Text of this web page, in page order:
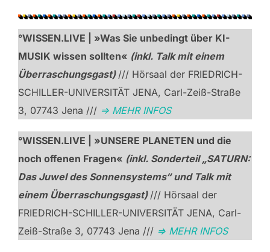
°WISSEN.LIVE | »Was Sie unbedingt über KI-
MUSIK wissen sollten« (inkl. Talk mit einem
Überraschungsgast) /// Hörsaal der FRIEDRICH-
SCHILLER-UNIVERSITÄT JENA, Carl-Zeiß-Straße
3, 07743 Jena /// => MEHR INFOS
°WISSEN.LIVE | »UNSERE PLANETEN und die
noch offenen Fragen« (inkl. Sonderteil „SATURN:
Das Juwel des Sonnensystems“ und Talk mit
einem Überraschungsgast) /// Hörsaal der
FRIEDRICH-SCHILLER-UNIVERSITÄT JENA, Carl-
Zeiß-Straße 3, 07743 Jena /// => MEHR INFOS